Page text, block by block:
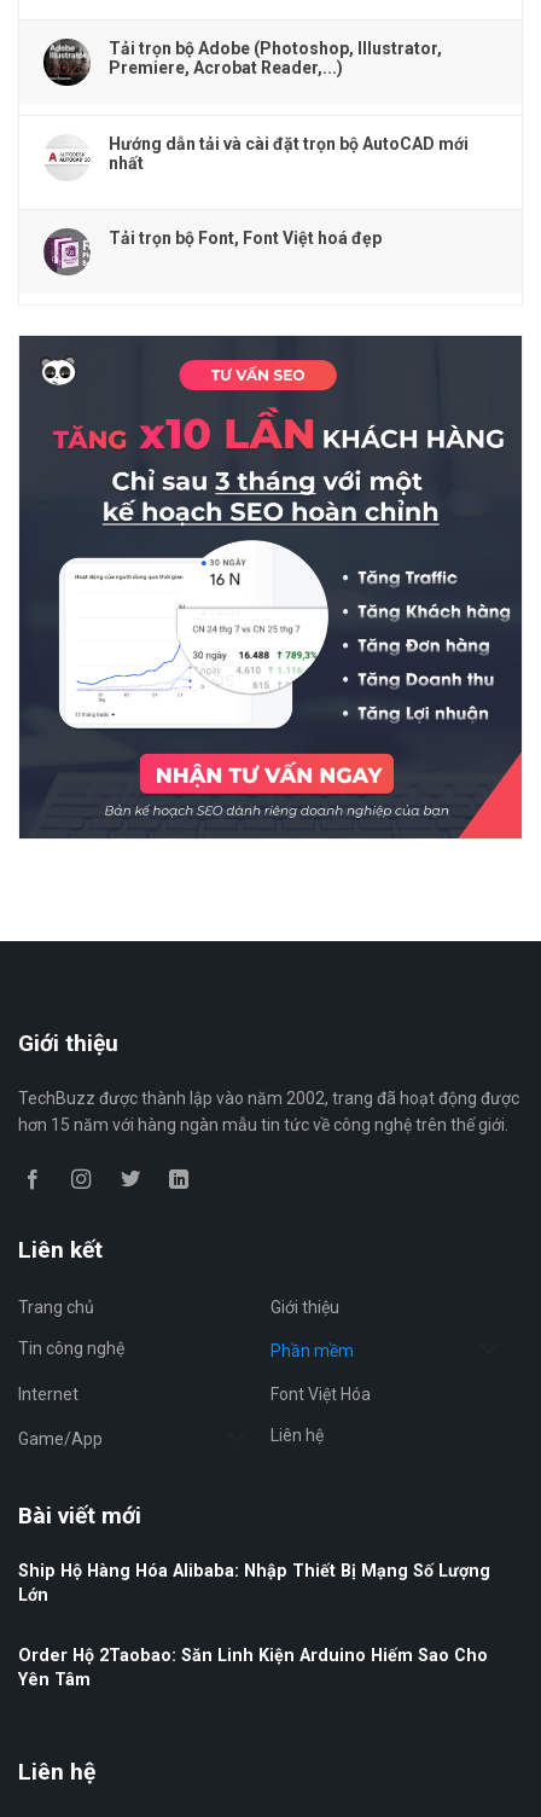
Tải trọn bộ Adobe (Photoshop, Illustrator,
Premiere, Acrobat Reader,...)
Hướng dẫn tải và cài đặt trọn bộ AutoCAD mới
nhất
Tải trọn bộ Font, Font Việt hoá đẹp
Giới thiệu
TechBuzz được thành lập vào năm 2002, trang đã hoạt động được
hơn 15 năm với hàng ngàn mẫu tin tức về công nghệ trên thế giới.
Liên kết
Trang chủ Giới thiệu
Tin công nghệ Phần mềm
Internet Font Việt Hóa
Game/App Liên hệ
Bài viết mới
Ship Hộ Hàng Hóa Alibaba: Nhập Thiết Bị Mạng Số Lượng
Lớn
Order Hộ 2Taobao: Săn Linh Kiện Arduino Hiếm Sao Cho
Yên Tâm
Liên hệ